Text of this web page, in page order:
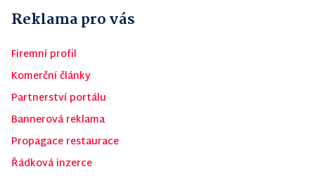
Reklama pro vás
Firemní profil
Komerční články
Partnerství portálu
Bannerová reklama
Propagace restaurace
Řádková inzerce